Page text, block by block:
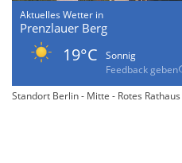
Aktuelles Wetter in
Prenzlauer Berg
19°C
Sonnig
Feedback geben
Standort Berlin - Mitte - Rotes Rathaus